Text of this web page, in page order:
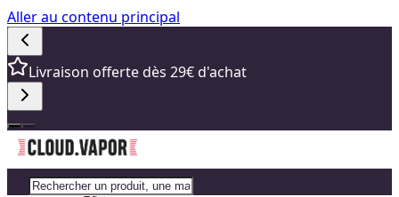
Aller au contenu principal
Livraison offerte dès 29€ d'achat